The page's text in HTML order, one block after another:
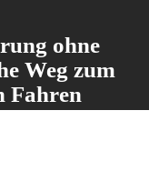
ohne
Weg zum
Fahren